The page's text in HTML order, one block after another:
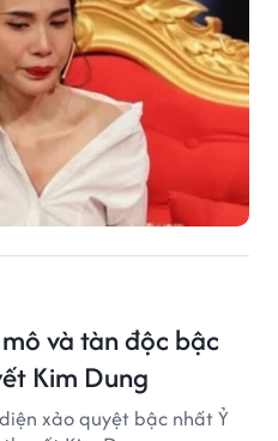
và tàn độc bậc
Kim Dung
xảo quyệt bậc nhất Ỷ